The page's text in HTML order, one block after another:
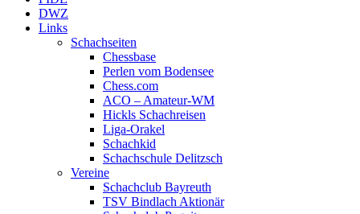
DWZ
Links
Schachseiten
Chessbase
Perlen vom Bodensee
Chess.com
ACO – Amateur-WM
Hickls Schachreisen
Liga-Orakel
Schachkid
Schachschule Delitzsch
Vereine
Schachclub Bayreuth
TSV Bindlach Aktionär